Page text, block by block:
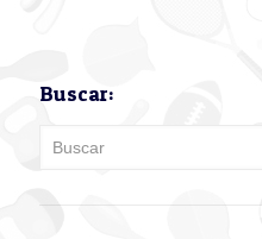
Buscar: